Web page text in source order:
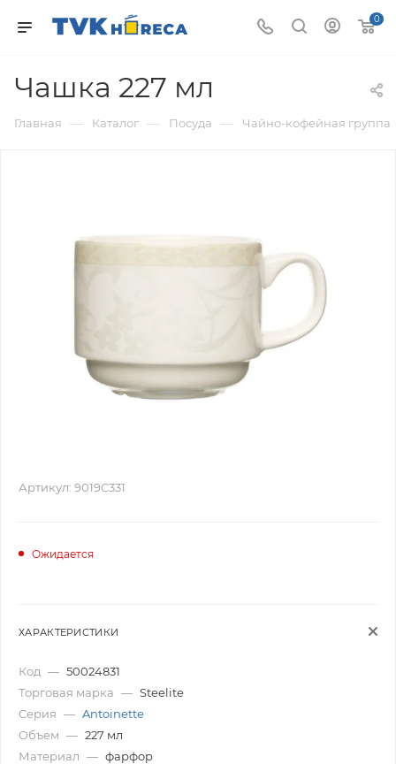
0
Чашка 227 мл
Главная — Каталог — Посуда — Чайно-кофейная группа
Артикул: 9019C331
Ожидается
ХАРАКТЕРИСТИКИ
Код — 50024831
Торговая марка — Steelite
Серия — Antoinette
Объем — 227 мл
Материал — фарфор